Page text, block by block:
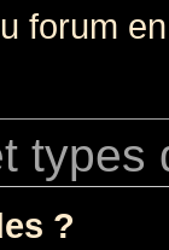
forum
types
?